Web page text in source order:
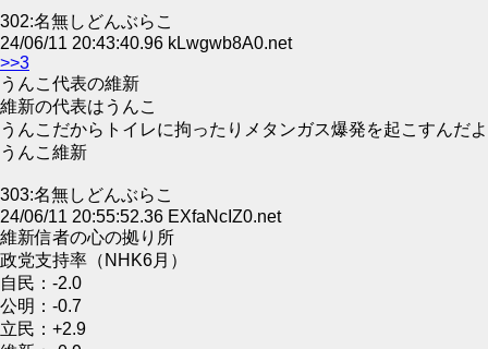
302:名無しどんぶらこ
24/06/11 20:43:40.96 kLwgwb8A0.net
>>3
うんこ代表の維新
維新の代表はうんこ
うんこだからトイレに拘ったりメタンガス爆発を起こすんだよ
うんこ維新
303:名無しどんぶらこ
24/06/11 20:55:52.36 EXfaNcIZ0.net
維新信者の心の拠り所
政党支持率（NHK6月）
自民：-2.0
公明：-0.7
立民：+2.9